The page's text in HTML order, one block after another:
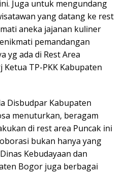
Juga untuk mengundang
yang datang ke rest
aneka jajanan kuliner
pemandangan
yg ada di Rest Area
Ketua TP-PKK Kabupaten
Disbudpar Kabupaten
menuturkan, beragam
di rest area Puncak ini
bukan hanya yang
Kebudayaan dan
Bogor juga berbagai